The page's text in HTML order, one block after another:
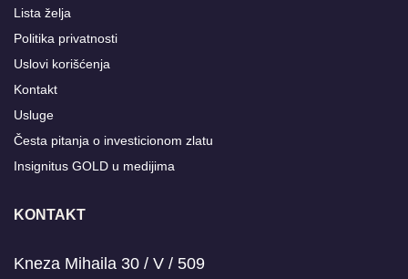
Lista želja
Politika privatnosti
Uslovi korišćenja
Kontakt
Usluge
Česta pitanja o investicionom zlatu
Insignitus GOLD u medijima
KONTAKT
Kneza Mihaila 30 / V / 509